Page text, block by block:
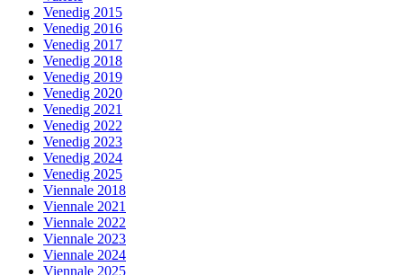
Venedig 2015
Venedig 2016
Venedig 2017
Venedig 2018
Venedig 2019
Venedig 2020
Venedig 2021
Venedig 2022
Venedig 2023
Venedig 2024
Venedig 2025
Viennale 2018
Viennale 2021
Viennale 2022
Viennale 2023
Viennale 2024
Viennale 2025